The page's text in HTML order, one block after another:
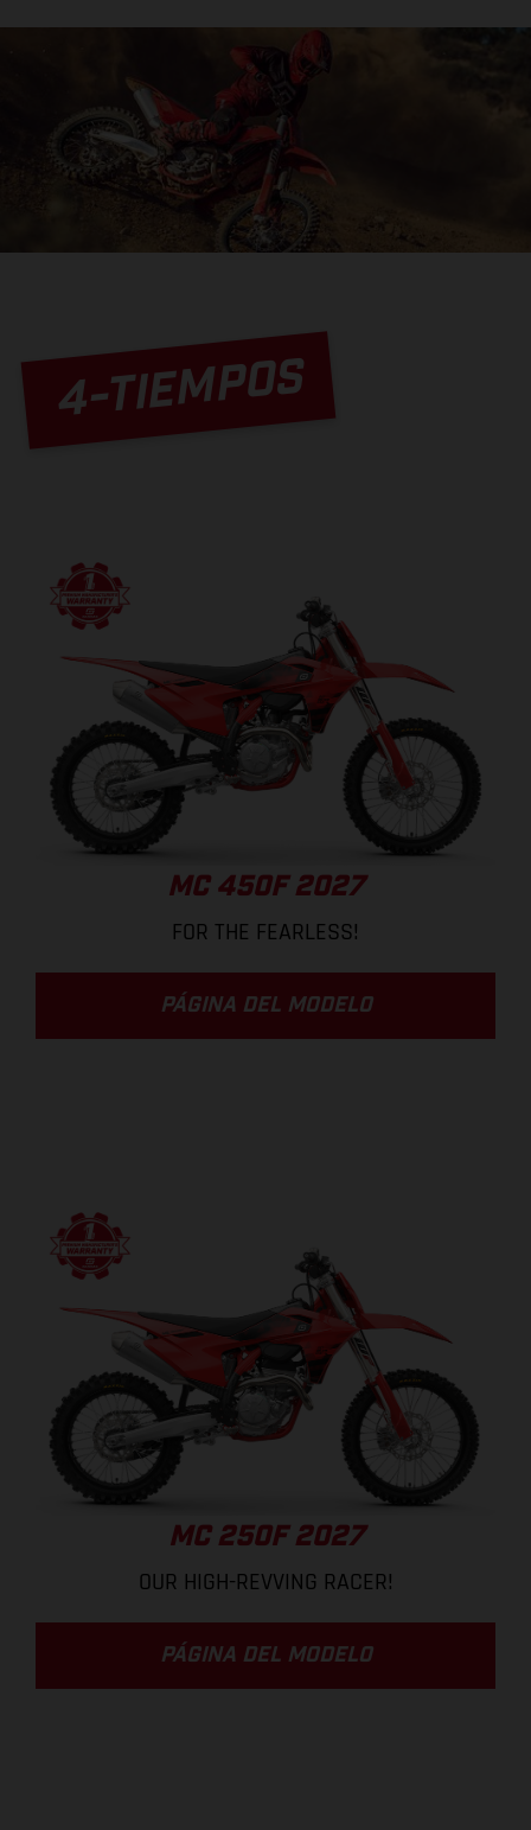
4-TIEMPOS
MC 450F 2027
FOR THE FEARLESS!
PÁGINA DEL MODELO
MC 250F 2027
OUR HIGH-REVVING RACER!
PÁGINA DEL MODELO